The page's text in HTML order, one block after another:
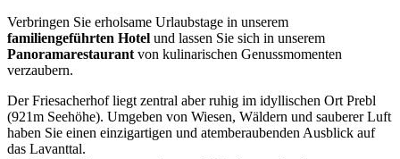
Verbringen Sie erholsame Urlaubstage in unserem
familiengeführten Hotel und lassen Sie sich in unserem
Panoramarestaurant von kulinarischen Genussmomenten
verzaubern.
Der Friesacherhof liegt zentral aber ruhig im idyllischen Ort Prebl
(921m Seehöhe). Umgeben von Wiesen, Wäldern und sauberer Luft
haben Sie einen einzigartigen und atemberaubenden Ausblick auf
das Lavanttal.